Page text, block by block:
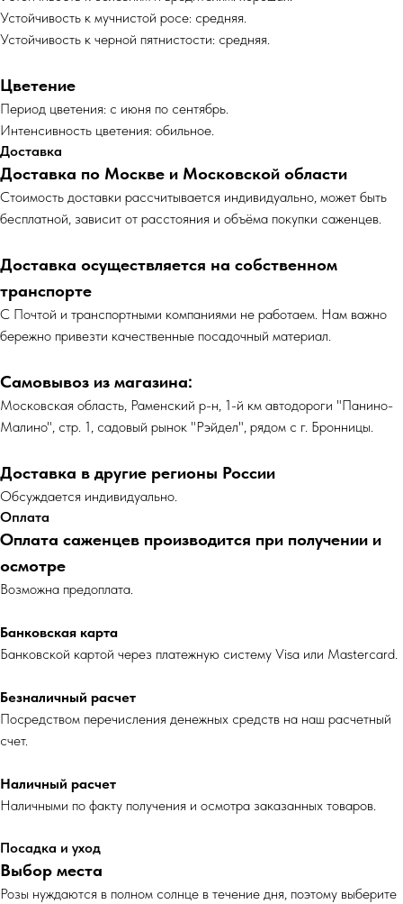
Устойчивость к мучнистой росе: средняя.
Устойчивость к черной пятнистости: средняя.
Цветение
Период цветения: с июня по сентябрь.
Интенсивность цветения: обильное.
Доставка
Доставка по Москве и Московской области
Cтоимость доставки рассчитывается индивидуально, может быть
бесплатной, зависит от расстояния и объёма покупки саженцев.
Доставка осуществляется на собственном
транспорте
С Почтой и транспортными компаниями не работаем. Нам важно
бережно привезти качественные посадочный материал.
Самовывоз из магазина:
Московская область, Раменский р-н, 1-й км автодороги "Панино-
Малино", стр. 1, садовый рынок "Рэйдел", рядом с г. Бронницы.
Доставка в другие регионы России
Обсуждается индивидуально.
Оплата
Оплата саженцев производится при получении и
осмотре
Возможна предоплата.
Банковская карта
Банковской картой через платежную систему Visa или Mastercard.
Безналичный расчет
Посредством перечисления денежных средств на наш расчетный
счет.
Наличный расчет
Наличными по факту получения и осмотра заказанных товаров.
Посадка и уход
Выбор места
Розы нуждаются в полном солнце в течение дня, поэтому выберите